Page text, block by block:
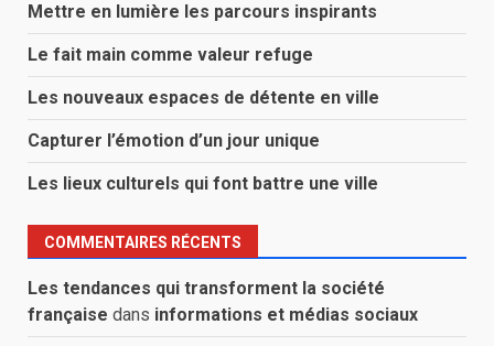
Mettre en lumière les parcours inspirants
Le fait main comme valeur refuge
Les nouveaux espaces de détente en ville
Capturer l’émotion d’un jour unique
Les lieux culturels qui font battre une ville
COMMENTAIRES RÉCENTS
Les tendances qui transforment la société
française dans informations et médias sociaux